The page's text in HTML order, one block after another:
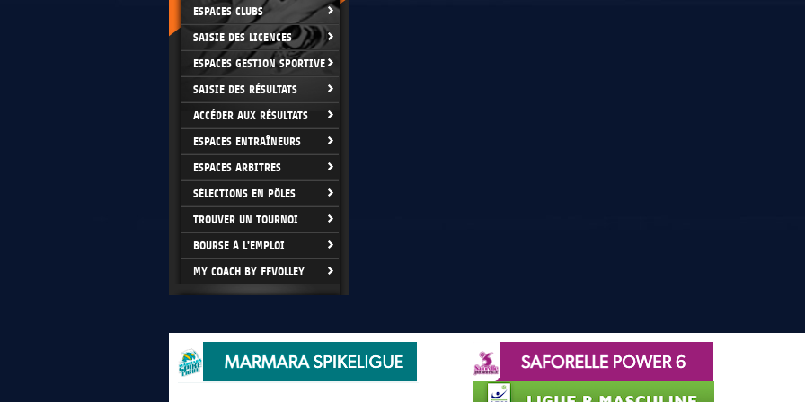
ESPACES CLUBS
SAISIE DES LICENCES
ESPACES GESTION SPORTIVE
SAISIE DES RÉSULTATS
ACCÉDER AUX RÉSULTATS
ESPACES ENTRAÎNEURS
ESPACES ARBITRES
SÉLECTIONS EN PÔLES
TROUVER UN TOURNOI
BOURSE À L'EMPLOI
MY COACH BY FFVOLLEY